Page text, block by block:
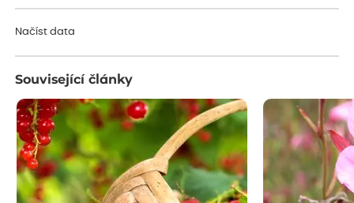
Načíst data
Související články